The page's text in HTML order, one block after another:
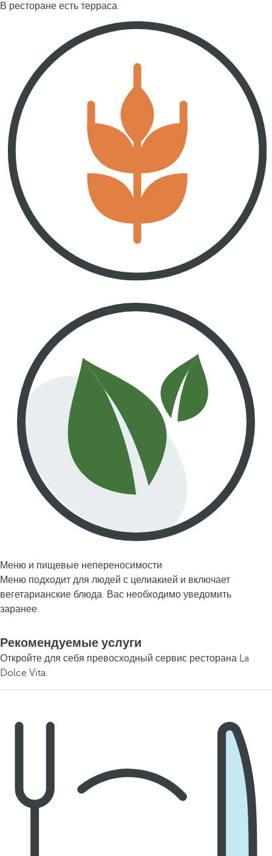
В ресторане есть терраса.
Меню и пищевые непереносимости
Меню подходит для людей с целиакией и включает
вегетарианские блюда. Вас необходимо уведомить
заранее.
Рекомендуемые услуги
Откройте для себя превосходный сервис ресторана La
Dolce Vita.